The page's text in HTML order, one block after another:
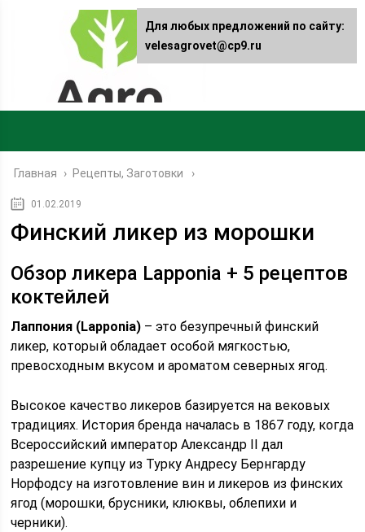
Главная › Рецепты, Заготовки
01.02.2019
Финский ликер из морошки
Обзор ликера Lapponia + 5 рецептов
коктейлей
Лаппония (Lapponia) – это безупречный финский
ликер, который обладает особой мягкостью,
превосходным вкусом и ароматом северных ягод.
Высокое качество ликеров базируется на вековых
традициях. История бренда началась в 1867 году, когда
Всероссийский император Александр II дал
разрешение купцу из Турку Андресу Бернгарду
Норфодсу на изготовление вин и ликеров из финских
ягод (морошки, брусники, клюквы, облепихи и
черники).
Для любых предложений по сайту:
velesagrovet@cp9.ru